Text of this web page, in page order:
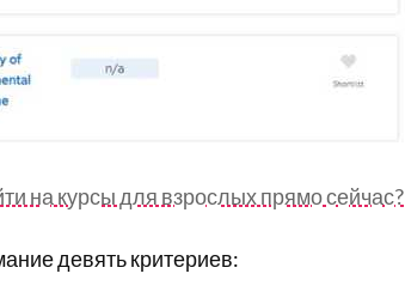
на курсы для взрослых прямо сейчас?
девять критериев: